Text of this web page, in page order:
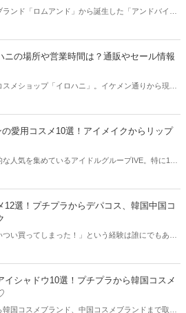
ランド「ロムアンド」から誕生した「アンドバイロ
い全商品ラインナップをご紹介します♪
ニの場所や営業時間は？通販やセール情報
メショップ「イロハニ」。イケメン通りから現在
の愛用コスメ10選！アイメイクからリップ
人気を集めているアイドルグループIVE。特に10
12選！プチプラからデパコス、韓国中国コ
つい買ってしまった！」という経験は誰にでもある
ご紹介します！
イシャドウ10選！プチプラから韓国コスメ
韓国コスメブランド、中国コスメブランドまで取り